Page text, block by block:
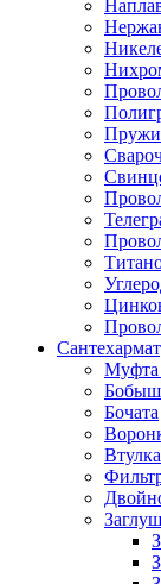
Муфта
Бочата
Втулка